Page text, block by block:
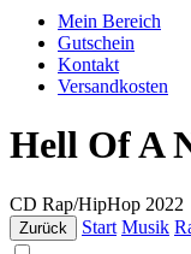
Mein Bereich
Gutschein
Kontakt
Versandkosten
Hell Of A
CD Rap/HipHop 2022
Zurück Start Musik